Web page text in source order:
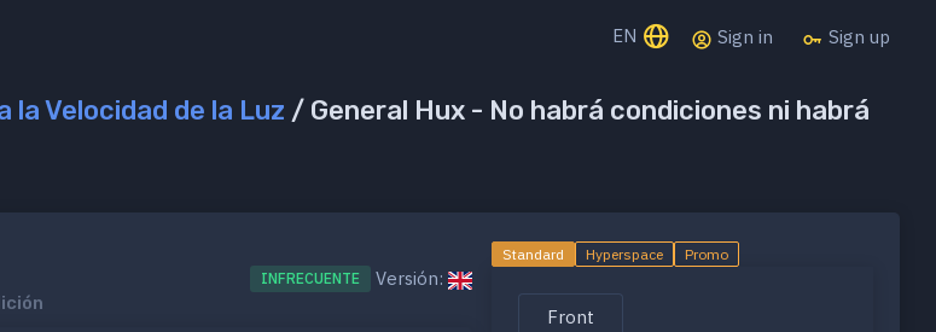
EN Sign in Sign up
la Velocidad de la Luz / General Hux - No habrá condiciones ni habrá
INFRECUENTE Versión:
Standard Hyperspace Promo
Front